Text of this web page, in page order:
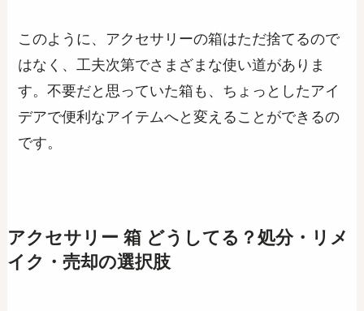
このように、アクセサリーの箱はただ捨てるので
はなく、工夫次第でさまざまな使い道がありま
す。不要だと思っていた箱も、ちょっとしたアイ
デアで便利なアイテムへと変えることができるの
です。
アクセサリー 箱 どうしてる？処分・リメ
イク・売却の選択肢